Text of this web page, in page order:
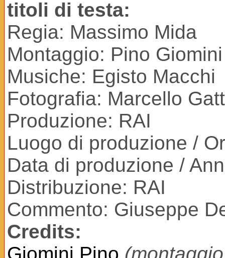
titoli di testa:
Regia: Massimo Mida
Montaggio: Pino Giomini
Musiche: Egisto Macchi
Fotografia: Marcello
Produzione: RAI
Luogo di produzione /
Data di produzione /
Distribuzione: RAI
Commento: Giuseppe
Credits: